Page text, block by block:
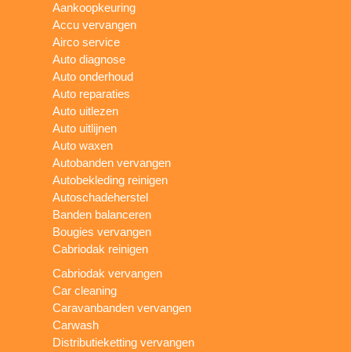
Aankoopkeuring
Accu vervangen
Airco service
Auto diagnose
Auto onderhoud
Auto reparaties
Auto uitlezen
Auto uitlijnen
Auto waxen
Autobanden vervangen
Autobekleding reinigen
Autoschadeherstel
Banden balanceren
Bougies vervangen
Cabriodak reinigen
Cabriodak vervangen
Car cleaning
Caravanbanden vervangen
Carwash
Distributieketting vervangen